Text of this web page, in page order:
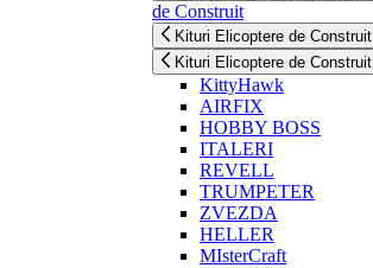
de Construit
Kituri Elicoptere de Construit
Kituri Elicoptere de Construit
KittyHawk
AIRFIX
HOBBY BOSS
ITALERI
REVELL
TRUMPETER
ZVEZDA
HELLER
MIsterCraft